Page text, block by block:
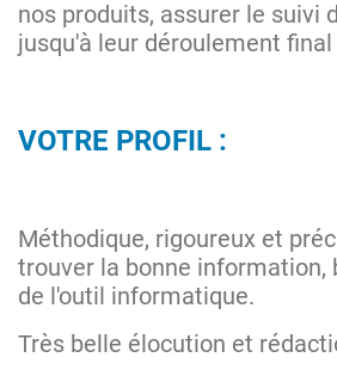
nos produits, assurer le suivi
jusqu'à leur déroulement final
VOTRE PROFIL :
Méthodique, rigoureux et
trouver la bonne information,
de l'outil informatique.
Très belle élocution et